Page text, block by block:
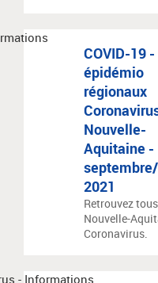
COVID-19
épidémio
régionaux
Nouvelle-
Aquitaine -
2021
Retrouvez
Nouvelle-
Coronavirus.